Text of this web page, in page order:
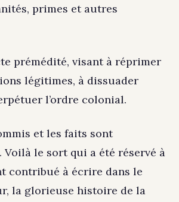
primes et autres
prémédité, visant à réprimer
légitimes, à dissuader
l’ordre colonial.
et les faits sont
Voilà le sort qui a été réservé à
contribué à écrire dans le
la glorieuse histoire de la